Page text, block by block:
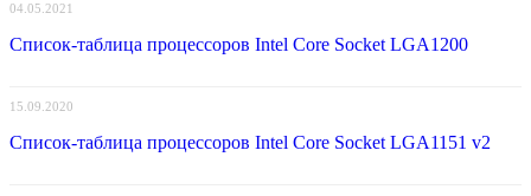
04.05.2021
Список-таблица процессоров Intel Core Socket LGA1200
15.09.2020
Список-таблица процессоров Intel Core Socket LGA1151 v2